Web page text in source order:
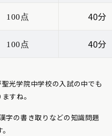
100点 40分
100点 40分
光学院中学校の入試の中でも
すね。
字の書き取りなどの知識問題